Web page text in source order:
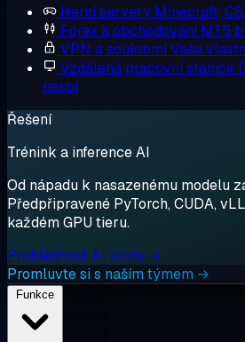
Herní servery Minecraft,
Forex a obchodování MT5
VPN a soukromíVaše
Vzdálená pracovní stanice
nespí
Řešení
Trénink a inference AI
Od nápadu k nasazenému modelu
Předpřipravené PyTorch, CUDA,
každém GPU tieru.
Prohlédnout AI úlohy →
Promluvte si s naším týmem →